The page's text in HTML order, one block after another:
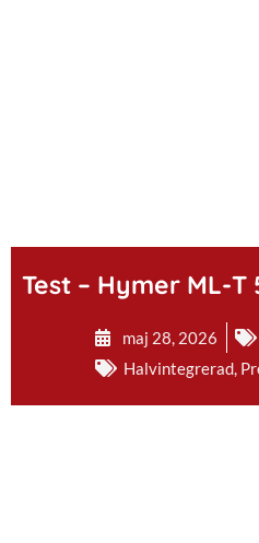
Test – Hymer ML-T
maj 28, 2026
Halvintegrerad,